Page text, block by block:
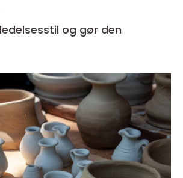
og gør den